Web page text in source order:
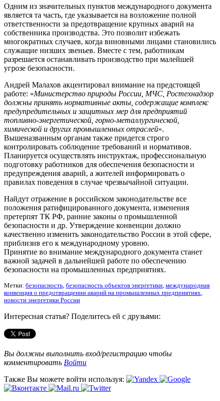
Одним из значительных пунктов международного документа
является та часть, где указывается на возложение полной
ответственности за предотвращение крупных аварий на
собственника производства. Это позволит избежать
многократных случаев, когда виновными лицами становились
служащие низших звеньев. Вместе с тем, работникам
разрешается останавливать производство при малейшей
угрозе безопасности.
Андрей Малахов акцентировал внимание на предстоящей
работе: «Министерство природы России, МЧС, Ростехнадзор
должны принять нормативные акты, содержащие комплекс
предупредительных и защитных мер для предприятий
топливно-энергетической, горно-металлургической,
химической и других промышленных отраслей».
Вышеназванным органам также придется строго
контролировать соблюдение требований и нормативов.
Планируется осуществлять инструктаж, профессиональную
подготовку работников для обеспечения безопасности и
предупреждения аварий, а жителей информировать о
правилах поведения в случае чрезвычайной ситуации.
Найдут отражение в российском законодательстве все
положения ратифицированного документа, изменения
претерпят ТК РФ, ранние законы о промышленной
безопасности и др. Утверждение конвенции должно
качественно изменить законодательство России в этой сфере,
приблизив его к международному уровню.
Принятие во внимание международного документа станет
важной задачей в дальнейшей работе по обеспечению
безопасности на промышленных предприятиях.
Метки: безопасность, безопасность объектов энергетики, международная
конвенция о предотвращении аварий на промышленных предприятиях,
новости энергетики России
Интересная статья? Поделитесь ей с друзьями:
Вы должны выполнить вход/регистрацию чтобы
комментировать Войти
Также Вы можете войти используя: